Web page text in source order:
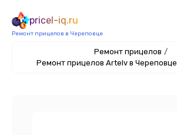
pricel-iq.ru
Ремонт прицелов в Череповце
Ремонт прицелов /
Ремонт прицелов Artelv в Череповце